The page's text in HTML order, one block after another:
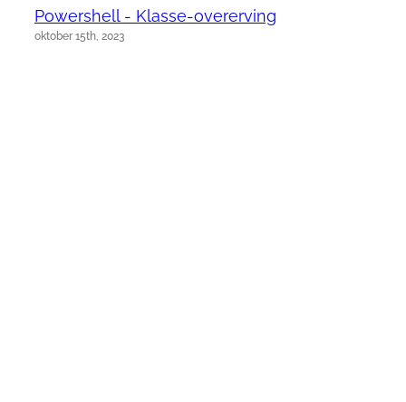
Powershell - Klasse-overerving
oktober 15th, 2023